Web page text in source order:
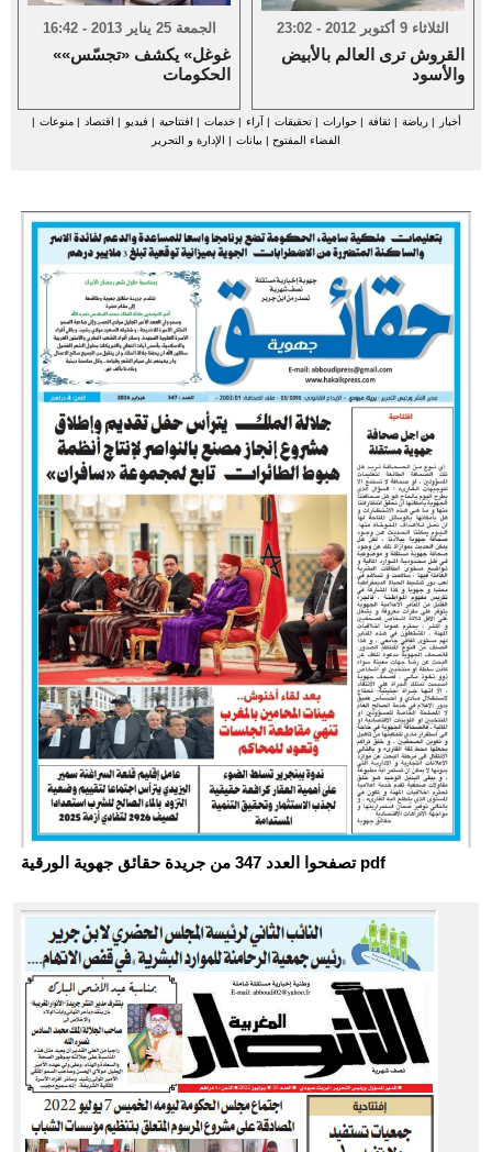
تصفحوا العدد 347 من جريدة حقائق جهوية الورقية pdf
الجمعة 25 يناير 2013 - 16:42
«غوغل» يكشف «تجسّس»
الحكومات
الثلاثاء 9 أكتوبر 2012 - 23:02
القروش ترى العالم بالأبيض
والأسود
أخبار |رياضة |ثقافة |حوارات |تحقيقات | آراء |خدمات | افتتاحية | فيديو | اقتصاد |منوعات |
الفضاء المفتوح | بيانات | الإدارة و التحرير